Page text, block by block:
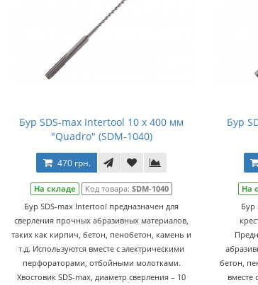
Бур SDS-max Intertool 10 х 400 мм
"Quadro" (SDM-1040)
470 грн.
На складе Код товара:SDM-1040
Бур SDS-max Intertool предназначен для
сверления прочных абразивных материалов,
таких как кирпич, бетон, пенобетон, камень и
т.д. Используются вместе с электрическими
перфораторами, отбойными молотками.
Хвостовик SDS-max, диаметр сверления – 10
Бур
На
Бур
бетон,
вместе